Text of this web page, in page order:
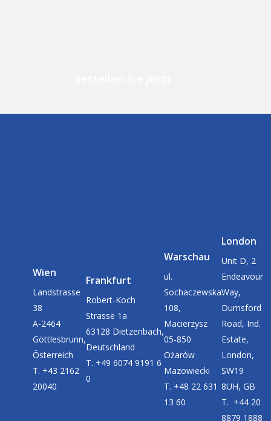
Wien
Landstrasse
38
A-2464
Göttlesbrunn,
Österreich
T. +43 2162
20040
Frankfurt
Robert-Koch
Strasse 1a
63128 Dietzenbach,
Deutschland
T. +49 6074 9191 6
0
Warschau
ul.
Sochaczewska
108,
Macierzysz
05-850
Ożarów
Mazowiecki
T. +48 22 631
13 60
London
Unit D, 2
Endeavour
Way,
Durnsford
Road, Ind.
Estate,
London,
SW19
8UH, GB
T. +44 20
8879 1888